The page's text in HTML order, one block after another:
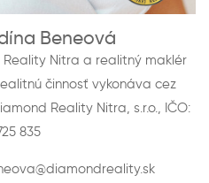
Beneová
Nitra a realitný maklér
činnosť vykonáva cez
Reality Nitra, s.r.o., IČO:
835